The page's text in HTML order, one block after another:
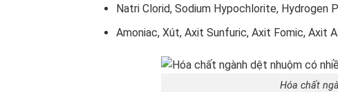
Natri Clorid, Sodium Hypochlorite, Hydrogen
Amoniac, Xút, Axit Sunfuric, Axit Fomic, Axit
Hóa chất